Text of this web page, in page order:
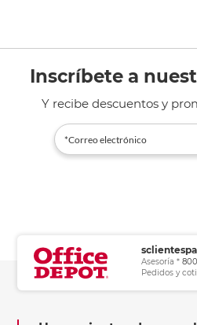
Inscríbete a
Y recibe descuentos y
Asesoría *
Pedidos y